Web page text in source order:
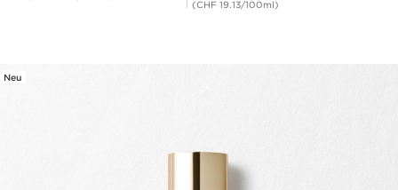
(CHF 19.13/100ml)
Neu